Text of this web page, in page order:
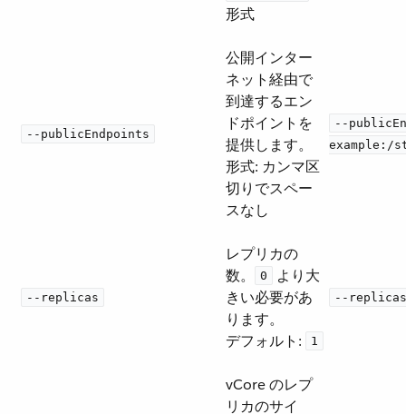
形式
--publicEndpoints
公開インター
ネット経由で
到達するエン
ドポイントを
提供します。
形式: カンマ区
切りでスペー
スなし
--
example:/
--replicas
レプリカの
数。​
0
​ より大
きい必要があ
ります。
デフォルト:
1
--
vCore のレプ
リカのサイ